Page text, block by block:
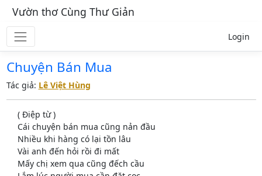
Vườn thơ Cùng Thư Giản
Login
Chuyện Bán Mua
Tác giả: Lê Việt Hùng
( Điệp từ )
Cái chuyện bán mua cũng nản đầu
Nhiều khi hàng có lại tồn lâu
Vài anh đến hỏi rồi đi mất
Mấy chị xem qua cũng đếch cầu